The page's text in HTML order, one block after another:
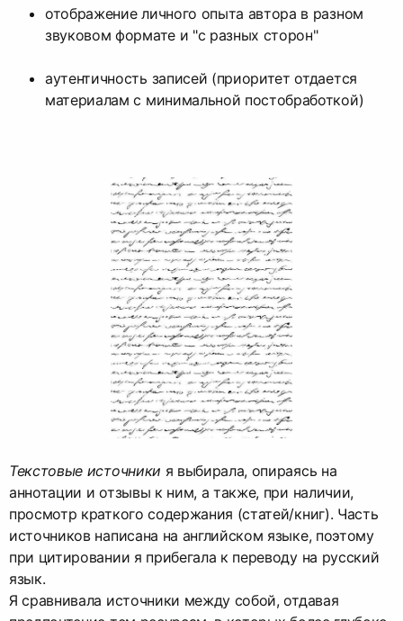
отображение личного опыта автора в разном
звуковом формате и "с разных сторон"
аутентичность записей (приоритет отдается
материалам с минимальной постобработкой)
Текстовые источники я выбирала, опираясь на
аннотации и отзывы к ним, а также, при наличии,
просмотр краткого содержания (статей/книг). Часть
источников написана на английском языке, поэтому
при цитировании я прибегала к переводу на русский
язык.
Я сравнивала источники между собой, отдавая